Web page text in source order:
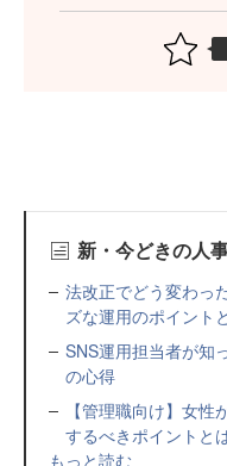
新・今どきの人
法改正でどう変わっ
ズな運用のポイント
SNS運用担当者が知
の心得
【管理職向け】女
するべきポイントと
もっと読む